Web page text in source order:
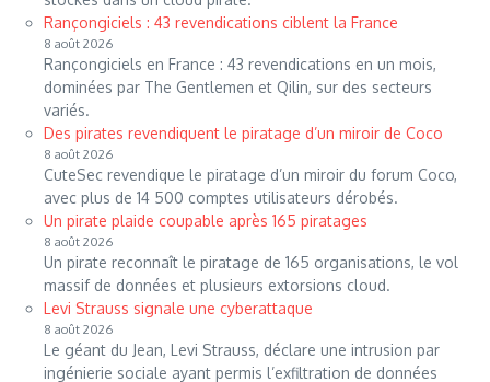
Rançongiciels : 43 revendications ciblent la France
8 août 2026
Rançongiciels en France : 43 revendications en un mois,
dominées par The Gentlemen et Qilin, sur des secteurs
variés.
Des pirates revendiquent le piratage d’un miroir de Coco
8 août 2026
CuteSec revendique le piratage d’un miroir du forum Coco,
avec plus de 14 500 comptes utilisateurs dérobés.
Un pirate plaide coupable après 165 piratages
8 août 2026
Un pirate reconnaît le piratage de 165 organisations, le vol
massif de données et plusieurs extorsions cloud.
Levi Strauss signale une cyberattaque
8 août 2026
Le géant du Jean, Levi Strauss, déclare une intrusion par
ingénierie sociale ayant permis l’exfiltration de données